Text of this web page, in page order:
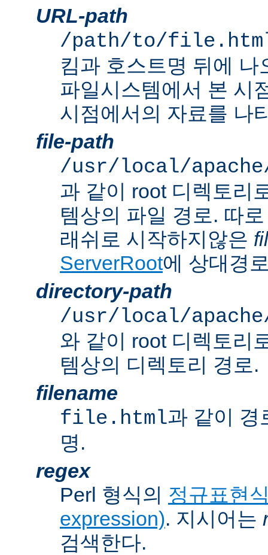
URL-path
/path/to/
킴과 호스트명 뒤에
파일시스템에서 본 시
시점에서의 자료를 나
file-path
/usr/local/
과 같이 root 디렉토리
템상의 파일 경로. 따
래쉬로 시작하지않은
ServerRoot에 상대경
directory-path
/usr/local/
와 같이 root 디렉토리
템상의 디렉토리 경로.
filename
file.html과 같이 경
명.
regex
Perl 형식의 정규표현
expression). 지시어는
검색한다.